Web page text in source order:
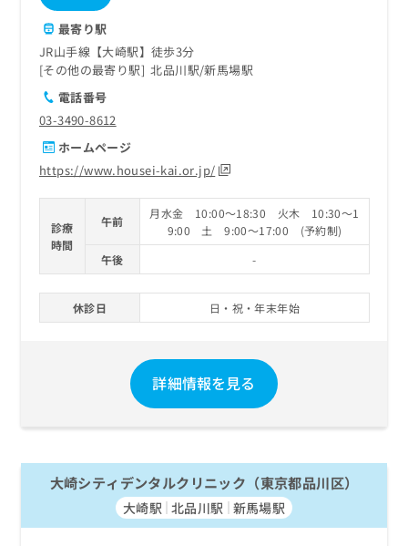
最寄り駅
JR山手線【大崎駅】徒歩3分
その他の最寄り駅
北品川駅 新馬場駅
電話番号
03-3490-8612
ホームページ
https://www.housei-kai.or.jp/
診療
時間
午前
月水金 10:00～18:30 火木 10:30～1
9:00 土 9:00～17:00 (予約制)
午後
-
休診日 日・祝・年末年始
詳細情報を見る
大崎シティデンタルクリニック（東京都品川区）
大崎駅 北品川駅 新馬場駅